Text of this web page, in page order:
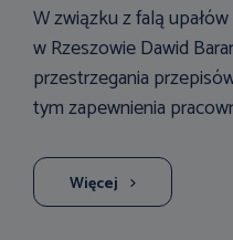
W związku z falą
w Rzeszowie Dawid
przestrzegania
tym zapewnienia
Więcej